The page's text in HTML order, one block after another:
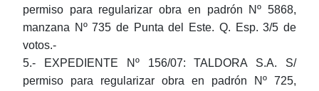
permiso para regularizar obra en padrón Nº 5868,
manzana Nº 735 de Punta del Este. Q. Esp. 3/5 de
votos.-
5.- EXPEDIENTE Nº 156/07: TALDORA S.A. S/
permiso para regularizar obra en padrón Nº 725,